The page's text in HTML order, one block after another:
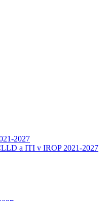
2027
a ITI v IROP 2021-2027